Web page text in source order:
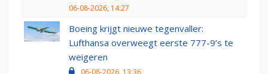
06-08-2026, 14:27
Boeing krijgt nieuwe tegenvaller:
Lufthansa overweegt eerste 777-9’s te
weigeren
06-08-2026, 13:36